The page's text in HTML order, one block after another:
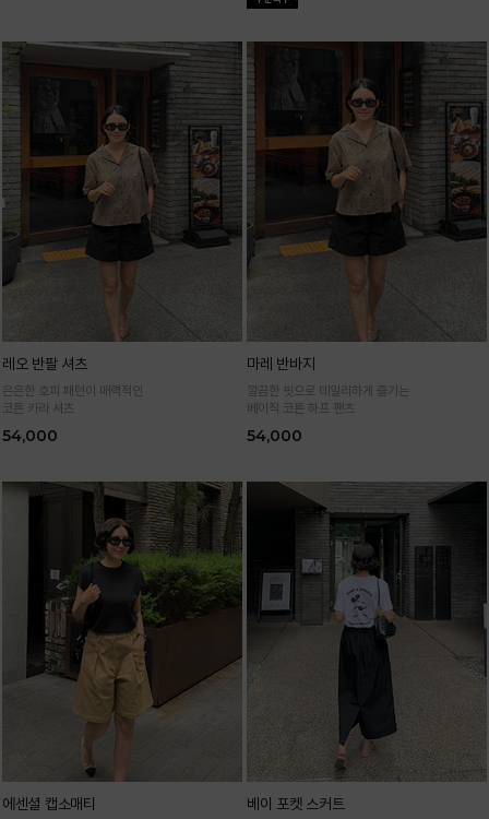
레오 반팔 셔츠
은은한 호피 패턴이 매력적인
코튼 카라 셔츠
54,000
마레 반바지
깔끔한 핏으로 데일리하게 즐기는
베이직 코튼 하프 팬츠
54,000
에센셜 캡소매티 베이 포켓 스커트